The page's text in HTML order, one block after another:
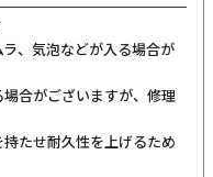
、気泡などが入る場合が
合がございますが、修理
たせ耐久性を上げるため